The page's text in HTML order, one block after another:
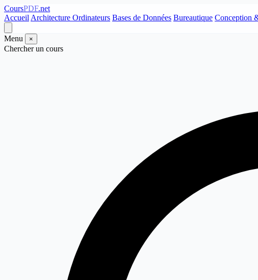
CoursPDF.net
Accueil Architecture Ordinateurs Bases de Données Bureautique Conception
Menu ×
Chercher un cours